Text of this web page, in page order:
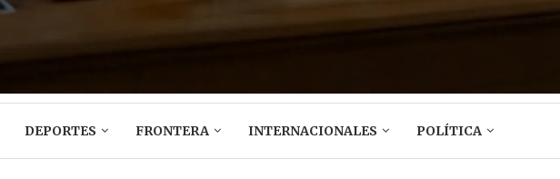
DEPORTES FRONTERA INTERNACIONALES POLÍTICA